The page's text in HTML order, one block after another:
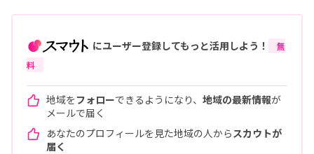
にユーザー登録してもっと活用しよう！
無
料
地域をフォローできるようになり、 地域の最新情報が
メールで届く
あなたのプロフィールを見た地域の人から スカウトが
届く